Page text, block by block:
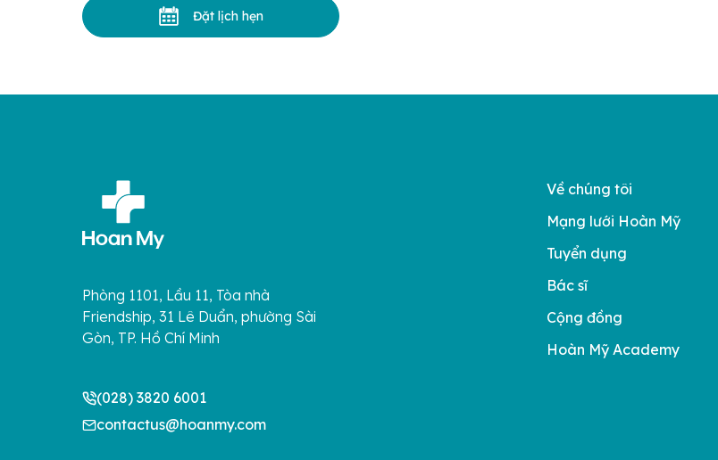
Đặt lịch hẹn
Phòng 1101, Lầu 11, Tòa nhà
Friendship, 31 Lê Duẩn, phường Sài
Gòn, TP. Hồ Chí Minh
(028) 3820 6001
contactus@hoanmy.com
Về chúng tôi
Mạng lưới Hoàn Mỹ
Tuyển dụng
Bác sĩ
Cộng đồng
Hoàn Mỹ Academy